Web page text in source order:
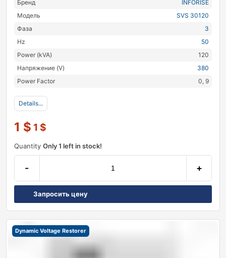
Бренд
INFORISE
Модель
SVS 30120
Фаза
3
Hz
50
Power (kVA)
120
Напряжение (V)
380
Power Factor
0, 9
Details...
1 $ 1 $
Quantity Only 1 left in stock!
- +
Запросить цену
Dynamic Voltage Restorer